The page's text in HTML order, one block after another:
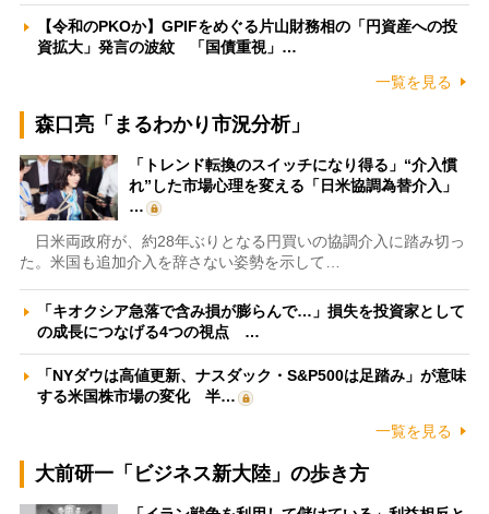
【令和のPKOか】GPIFをめぐる片山財務相の「円資産への投
資拡大」発言の波紋 「国債重視」…
一覧を見る
森口亮「まるわかり市況分析」
「トレンド転換のスイッチになり得る」“介入慣
れ”した市場心理を変える「日米協調為替介入」
…
日米両政府が、約28年ぶりとなる円買いの協調介入に踏み切っ
た。米国も追加介入を辞さない姿勢を示して…
「キオクシア急落で含み損が膨らんで…」損失を投資家として
の成長につなげる4つの視点 …
「NYダウは高値更新、ナスダック・S&P500は足踏み」が意味
する米国株市場の変化 半…
一覧を見る
大前研一「ビジネス新大陸」の歩き方